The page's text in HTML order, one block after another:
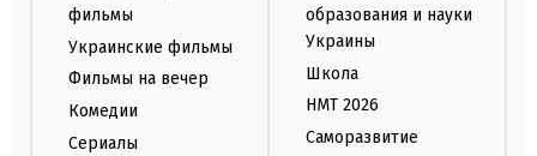
фильмы
Украинские фильмы
Фильмы на вечер
Комедии
Сериалы
образования и науки
Украины
Школа
НМТ 2026
Саморазвитие